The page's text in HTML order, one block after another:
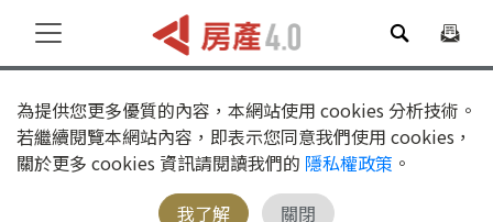
為提供您更多優質的內容，本網站使用 cookies 分析技術。
若繼續閱覽本網站內容，即表示您同意我們使用 cookies，
關於更多 cookies 資訊請閱讀我們的 隱私權政策 。
我了解
關閉